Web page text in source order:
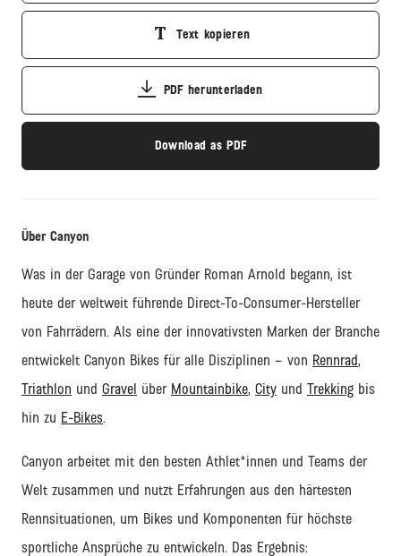
Text kopieren
PDF herunterladen
Download as PDF
Über Canyon
Was in der Garage von Gründer Roman Arnold begann, ist
heute der weltweit führende Direct-To-Consumer-Hersteller
von Fahrrädern. Als eine der innovativsten Marken der Branche
entwickelt Canyon Bikes für alle Disziplinen – von Rennrad,
Triathlon und Gravel über Mountainbike, City und Trekking bis
hin zu E-Bikes.
Canyon arbeitet mit den besten Athlet*innen und Teams der
Welt zusammen und nutzt Erfahrungen aus den härtesten
Rennsituationen, um Bikes und Komponenten für höchste
sportliche Ansprüche zu entwickeln. Das Ergebnis: